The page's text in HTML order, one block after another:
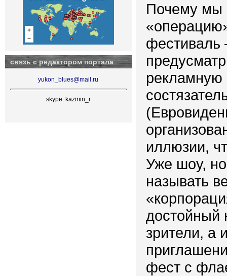
связь с редактором портала
yukon_blues@mail.ru
skype: kazmin_r
Почему мы
фестиваль
рекламную
иллюзии,
Уже шоу,
называть
достойный
зрители, а
фест с